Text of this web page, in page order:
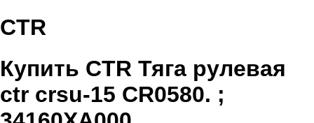
CTR
Купить CTR Тяга рулевая
ctr crsu-15 CR0580. ;